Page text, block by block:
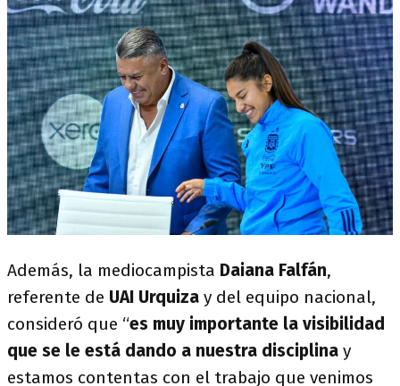
Además, la mediocampista Daiana Falfán,
referente de UAI Urquiza y del equipo nacional,
consideró que “es muy importante la visibilidad
que se le está dando a nuestra disciplina y
estamos contentas con el trabajo que venimos